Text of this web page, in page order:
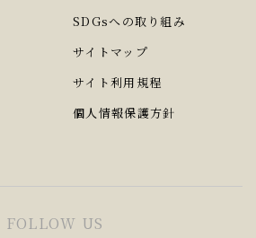
SDGsへの取り組み
サイトマップ
サイト利用規程
個人情報保護方針
FOLLOW US